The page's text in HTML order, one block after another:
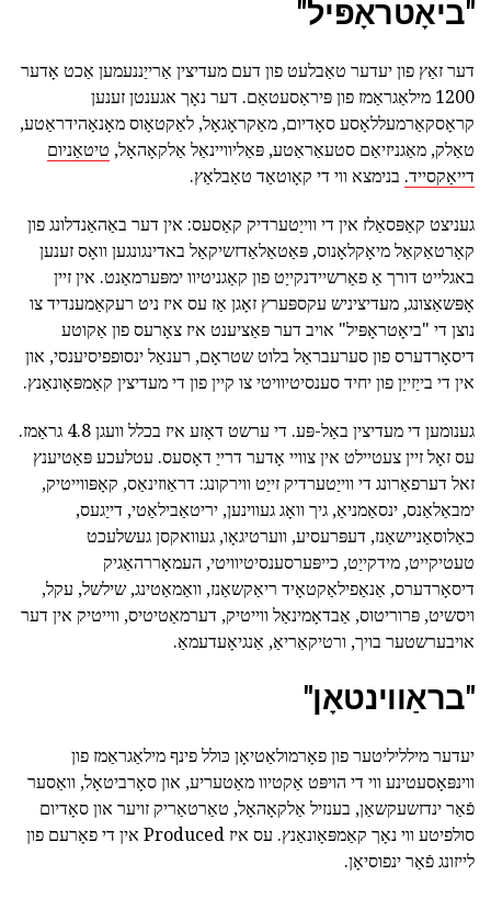
"ביאָטראָפּיל"
דער זאַץ פון יעדער טאַבלעט פון דעם מעדיצין אַרייַננעמען אַכט אָדער
1200 מילאַגראַמז פון פּיראַסעטאַם. דער נאָך אגענטן זענען
קראָסקאַרמעללאָסע סאָדיום, מאַקראָגאָל, לאַקטאָוס מאָנאָהידראַטע,
טאַלק, מאַגניזיאַם סטעאַראַטע, פּאַליוויינאַל אַלקאָהאָל, טיטאַניום
דייאַקסייד. בנימצא ווי די קאָוטאַד טאַבלאַץ.
געניצט קאַפּסאַלז אין די ווייַטערדיק קאַסעס: אין דער באַהאַנדלונג פון
קאָרטאַקאַל מיאָקלאָנוס, פּאַטאַלאַדזשיקאַל באדינגונגען וואָס זענען
באגלייט דורך אַ פאַרשיידנקייַט פון קאַגניטיוו ימפּערמאַנט. אין זיין
אָפּשאַצונג, מעדיציניש עקספּערץ זאָגן אַז עס איז ניט רעקאַמענדיד צו
נוצן די "ביאָטראָפּיל" אויב דער פּאַציענט איז צאָרעס פון אַקוטע
דיסאָרדערס פון סערעבראַל בלוט שטראָם, רענאַל ינסופפיסיענסי, און
אין די בייַזייַן פון יחיד סענסיטיוויטי צו קיין פון די מעדיצין קאַמפּאָונאַנץ.
גענומען די מעדיצין באַל-פּע. די ערשט דאָזע איז בכלל וועגן 4.8 גראַמז.
עס זאָל זיין צעטיילט אין צוויי אָדער דרייַ דאָסעס. עטלעכע פּאַטיענץ
זאל דערפאַרונג די ווייַטערדיק זייַט ווירקונג: דראַוזינאַס, קאָפּווייטיק,
ימבאַלאַנס, ינסאַמניאַ, גיך וואָג געווינען, יריטאַבילאַטי, דייַגעס,
כאַלוסאַניישאַנז, דעפּרעסיע, ווערטיגאָו, געוואקסן געשלעכט
טעטיקייט, מידקייַט, כייפּערסענסיטיוויטי, העמאָררהאַגיק
דיסאָרדערס, אַנאַפילאַקטאָיד ריאַקשאַנז, וואַמאַטינג, שילשל, עקל,
ויסשיט, פּרוריטוס, אַבדאָמינאַל ווייטיק, דערמאַטיטיס, ווייטיק אין דער
אויבערשטער בויך, ורטיקאַריאַ, אַנגיאָעדעמאַ.
"בראַווינטאָן"
יעדער מילליליטער פון פאָרמולאַטיאָן כּולל פינף מילאַגראַמז פון
ווינפּאָסעטינע ווי די הויפּט אַקטיוו מאַטעריע, און סאָרביטאָל, וואַסער
פֿאַר ינדזשעקשאַן, בענזיל אַלקאָהאָל, טאַרטאַריק זויער און סאָדיום
סולפיטע ווי נאָך קאַמפּאָונאַנץ. עס איז Produced אין די פאָרעם פון
לייזונג פֿאַר ינפוסיאָן.